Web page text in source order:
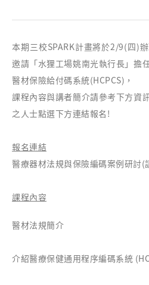
本期三校SPARK計畫將於2/9(四)
邀請「水狸工場姚南光執行長」擔
醫材保險給付碼系統(HCPCS)，
課程內容與講者簡介請參考下方資
之人士點選下方連結報名!
報名連結
醫療器材法規與保險編碼案例研討(
課程內容
醫材法規簡介
介紹醫療保健通用程序編碼系統